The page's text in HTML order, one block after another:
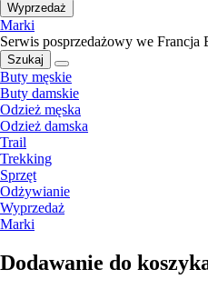
Wyprzedaż
Marki
Serwis posprzedażowy we Francja
Szukaj
Buty męskie
Buty damskie
Odzież męska
Odzież damska
Trail
Trekking
Sprzęt
Odżywianie
Wyprzedaż
Marki
Dodawanie do